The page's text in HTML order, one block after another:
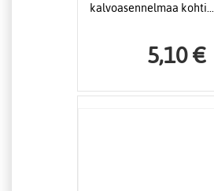
kalvoasennelmaa kohti...
5,10 €